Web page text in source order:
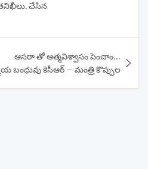
చేసిన
ఆసరా తో ఆత్మవిశ్వాసం పెంచాం…
బంధువు కెసీఆర్ – మంత్రి కొప్పుల